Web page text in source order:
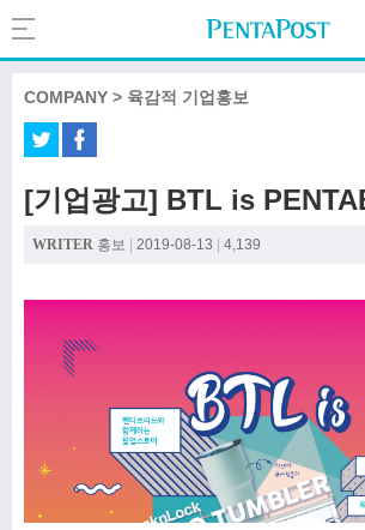
COMPANY
Search
PentaPost.net
COMPANY > 육감적 기업홍보
[기업광고] BTL is
WRITER 홍보 2019-08-13 4,139